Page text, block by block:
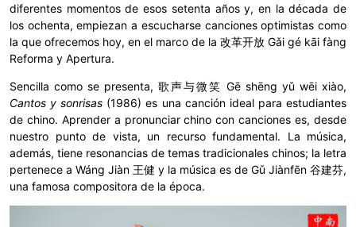
diferentes momentos de esos setenta años y, en la década de
los ochenta, empiezan a escucharse canciones optimistas como
la que ofrecemos hoy, en el marco de la 改革开放 Gǎi gé kāi fàng
Reforma y Apertura.
Sencilla como se presenta, 歌声与微笑 Gē shēng yǔ wēi xiào,
Cantos y sonrisas (1986) es una canción ideal para estudiantes
de chino. Aprender a pronunciar chino con canciones es, desde
nuestro punto de vista, un recurso fundamental. La música,
además, tiene resonancias de temas tradicionales chinos; la letra
pertenece a Wáng Jiàn 王健 y la música es de Gǔ Jiànfēn 谷建芬,
una famosa compositora de la época.